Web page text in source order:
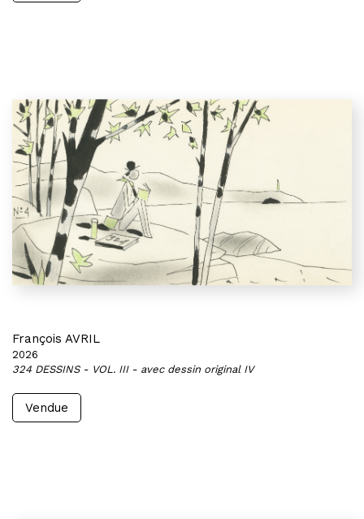
François AVRIL
2026
324 DESSINS - VOL. III - avec dessin original IV
Vendue